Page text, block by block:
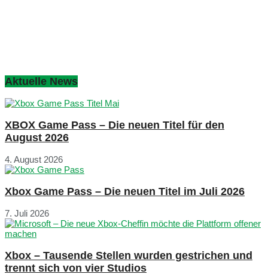
Aktuelle News
XBOX Game Pass – Die neuen Titel für den
August 2026
4. August 2026
Xbox Game Pass – Die neuen Titel im Juli 2026
7. Juli 2026
Xbox – Tausende Stellen wurden gestrichen und
trennt sich von vier Studios